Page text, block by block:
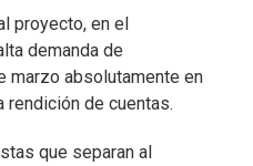
proyecto, en el
demanda de
marzo absolutamente en
de cuentas.
que separan al